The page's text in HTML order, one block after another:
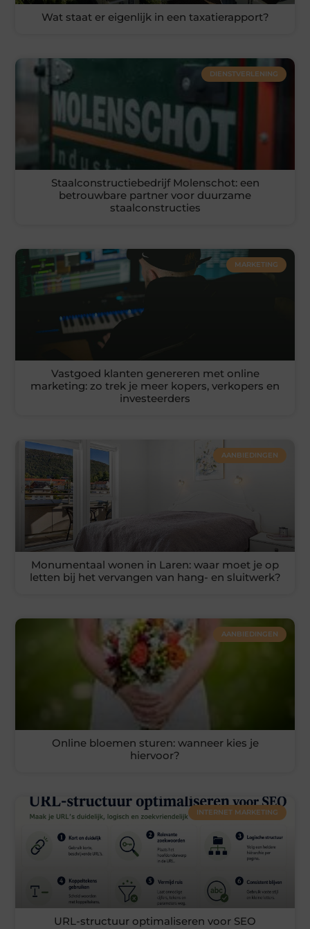
Wat staat er eigenlijk in een taxatierapport?
DIENSTVERLENING
Staalconstructiebedrijf Molenschot: een
betrouwbare partner voor duurzame
staalconstructies
MARKETING
Vastgoed klanten genereren met online
marketing: zo trek je meer kopers, verkopers en
investeerders
AANBIEDINGEN
Monumentaal wonen in Laren: waar moet je op
letten bij het vervangen van hang- en sluitwerk?
AANBIEDINGEN
Online bloemen sturen: wanneer kies je
hiervoor?
INTERNET MARKETING
URL-structuur optimaliseren voor SEO